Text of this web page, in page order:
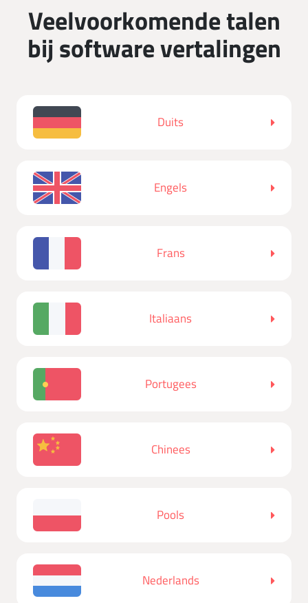
Veelvoorkomende talen
bij software vertalingen
Duits
Engels
Frans
Italiaans
Portugees
Chinees
Pools
Nederlands